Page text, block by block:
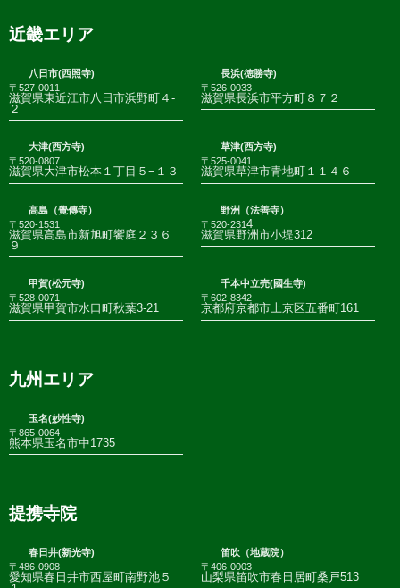
近畿エリア
八日市(西照寺)
〒527-0011
滋賀県東近江市八日市浜野町４-
２
長浜(徳勝寺)
〒526-0033
滋賀県長浜市平方町８７２
大津(西方寺)
〒520-0807
滋賀県大津市松本１丁目５−１３
草津(西方寺)
〒525-0041
滋賀県草津市青地町１１４６
高島（覺傳寺）
〒520-1531
滋賀県高島市新旭町饗庭２３６
９
野洲（法善寺）
〒520-2314
滋賀県野洲市小堤312
甲賀(松元寺)
〒528-0071
滋賀県甲賀市水口町秋葉3-21
千本中立売(國生寺)
〒602-8342
京都府京都市上京区五番町161
九州エリア
玉名(妙性寺)
〒865-0064
熊本県玉名市中1735
提携寺院
春日井(新光寺)
〒486-0908
愛知県春日井市西屋町南野池５
笛吹（地蔵院）
〒406-0003
山梨県笛吹市春日居町桑戸513